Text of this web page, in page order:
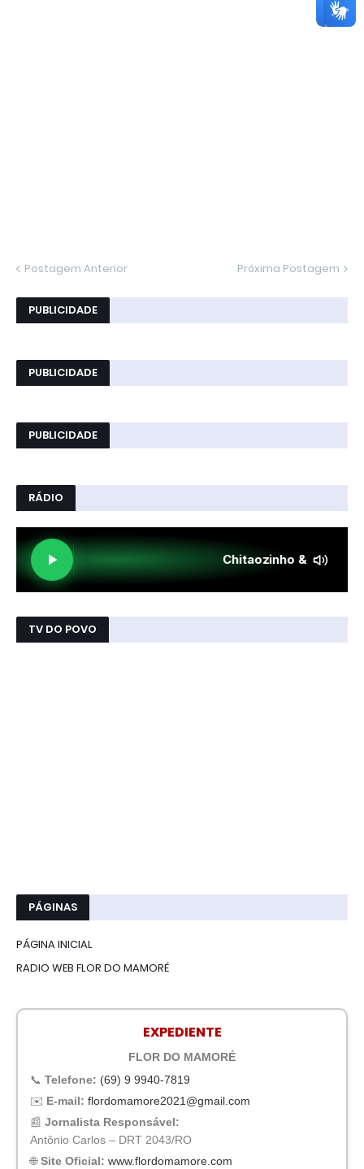
Postagem Anterior Próxima Postagem
PUBLICIDADE
PUBLICIDADE
PUBLICIDADE
RÁDIO
TV DO POVO
PÁGINAS
PÁGINA INICIAL
RADIO WEB FLOR DO MAMORÉ
EXPEDIENTE
FLOR DO MAMORÉ
📞 Telefone: (69) 9 9940-7819
✉️ E-mail: flordomamore2021@gmail.com
📰 Jornalista Responsável:
Antônio Carlos – DRT 2043/RO
🌐Site Oficial: www.flordomamore.com